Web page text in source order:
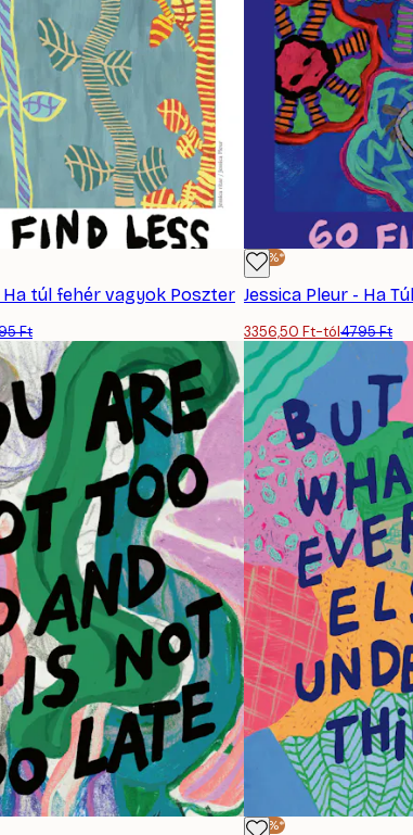
Ha túl fehér vagyok Poszter
Ft
-30%*
Jessica Pleur - Ha
3356,50 Ft-tól4795 Ft
-30%*
FELIRATKOZÁS